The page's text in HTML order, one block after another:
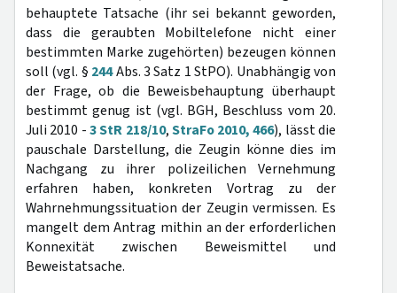
behauptete Tatsache (ihr sei bekannt geworden,
dass die geraubten Mobiltelefone nicht einer
bestimmten Marke zugehörten) bezeugen können
soll (vgl. § 244Abs. 3 Satz 1 StPO). Unabhängig von
der Frage, ob die Beweisbehauptung überhaupt
bestimmt genug ist (vgl. BGH, Beschluss vom 20.
Juli 2010 -3 StR 218/10,StraFo 2010, 466), lässt die
pauschale Darstellung, die Zeugin könne dies im
Nachgang zu ihrer polizeilichen Vernehmung
erfahren haben, konkreten Vortrag zu der
Wahrnehmungssituation der Zeugin vermissen. Es
mangelt dem Antrag mithin an der erforderlichen
Konnexität zwischen Beweismittel und
Beweistatsache.